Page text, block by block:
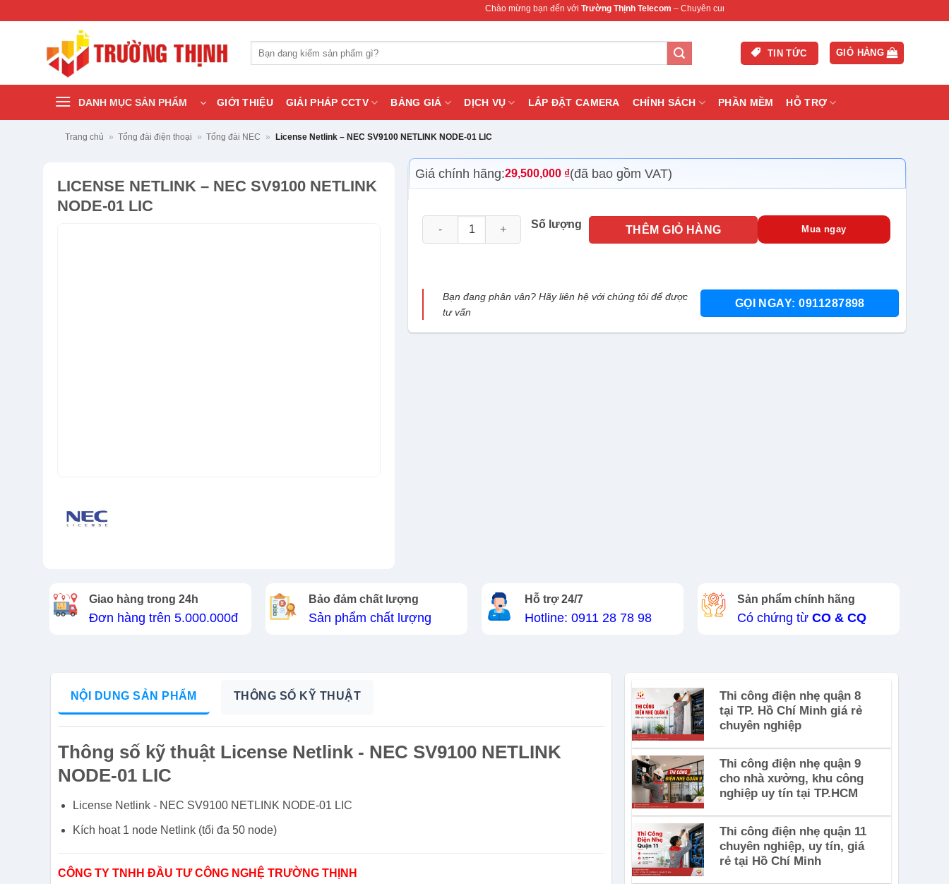
Chào mừng bạn đến vớiTrường Thịnh Telecom– Chuyên cung cấp thiết bị mạng & camera chính hãng, bảo hành , hỗ trợ nhanh.
kiếm:
TIN TỨC GIỎ HÀNG
DANH MỤC SẢN PHẨM GIỚI THIỆU GIẢI PHÁP CCTV BẢNG GIÁ DỊCH VỤ LẮP ĐẶT CAMERA CHÍNH SÁCH PHẦN MỀM HỖ TRỢ
Trang chủ » Tổng đài điện thoại » Tổng đài NEC » License Netlink – NEC SV9100 NETLINK NODE-01 LIC
LICENSE NETLINK – NEC SV9100 NETLINK
NODE-01 LIC
Giá chính hãng:29,500,000 ₫(đã bao gồm VAT)
Số lượng
License Netlink - NEC SV9100 NETLINK NODE-01 LIC số lượng
THÊM GIỎ HÀNG Mua ngay
Bạn đang phân vân? Hãy liên hệ với chúng tôi để được
tư vấn
GỌI NGAY: 0911287898
Giao hàng trong 24h
Đơn hàng trên 5.000.000đ
Bảo đảm chất lượng
Sản phẩm chất lượng
Hỗ trợ 24/7
Hotline: 0911 28 78 98
Sản phẩm chính hãng
Có chứng từ CO & CQ
NỘI DUNG SẢN PHẨM THÔNG SỐ KỸ THUẬT
Thông số kỹ thuật License Netlink - NEC SV9100 NETLINK
NODE-01 LIC
License Netlink - NEC SV9100 NETLINK NODE-01 LIC
Kích hoạt 1 node Netlink (tối đa 50 node)
CÔNG TY TNHH ĐẦU TƯ CÔNG NGHỆ TRƯỜNG THỊNH
Thi công điện nhẹ quận 8
tại TP. Hồ Chí Minh giá rẻ
chuyên nghiệp
Thi công điện nhẹ quận 9
cho nhà xưởng, khu công
nghiệp uy tín tại TP.HCM
Thi công điện nhẹ quận 11
chuyên nghiệp, uy tín, giá
rẻ tại Hồ Chí Minh